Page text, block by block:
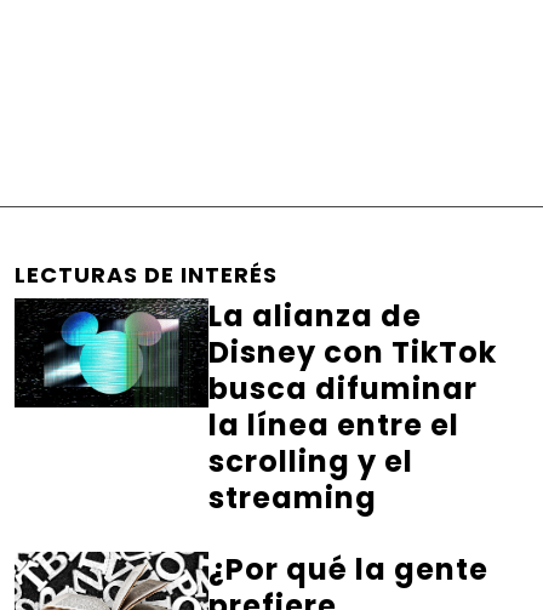
LECTURAS DE INTERÉS
La alianza de
Disney con TikTok
busca difuminar
la línea entre el
scrolling y el
streaming
¿Por qué la gente